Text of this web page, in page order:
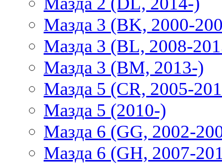
Мазда 3 (BK, 2000-
Мазда 3 (BL, 2008-
Мазда 3 (BM, 2013-)
Мазда 5 (CR, 2005-
Мазда 5 (2010-)
Мазда 6 (GG, 2002-
Мазда 6 (GH, 2007-